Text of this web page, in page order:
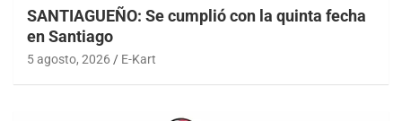
SANTIAGUEÑO: Se cumplió con la quinta fecha
en Santiago
5 agosto, 2026 E-Kart